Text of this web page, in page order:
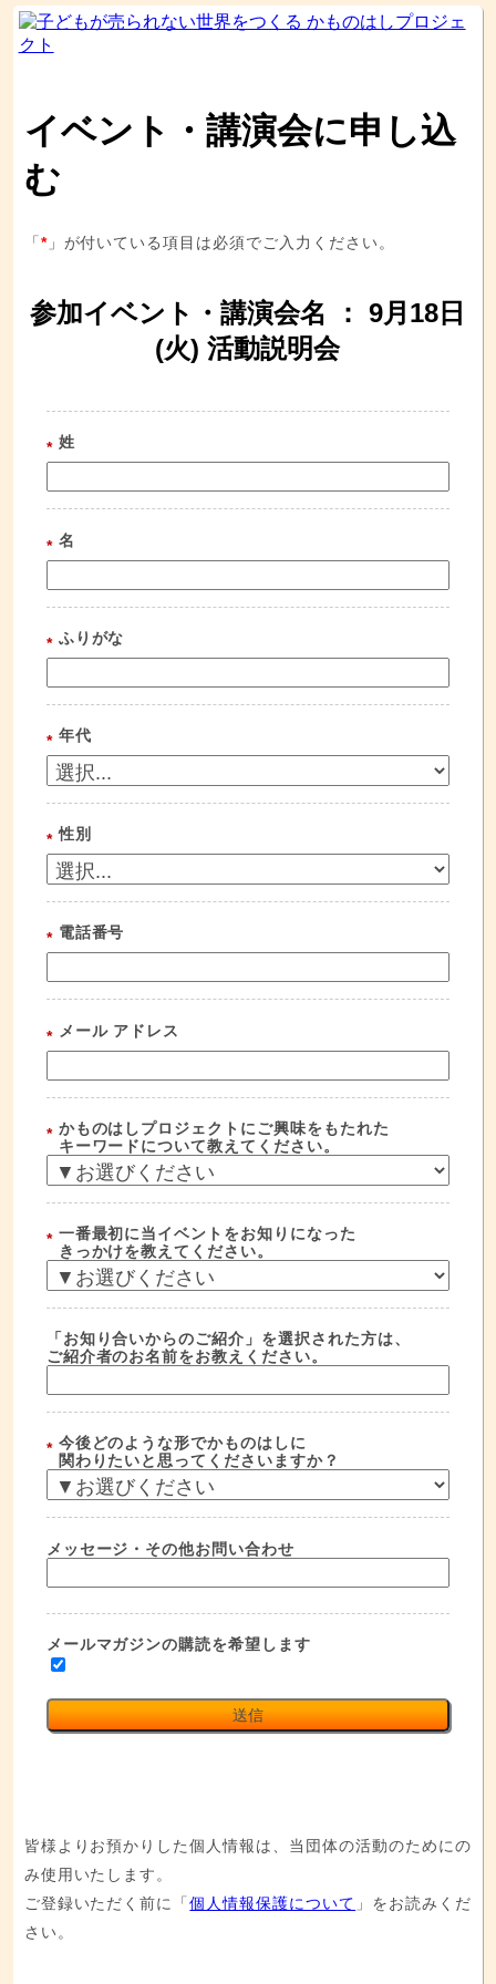
イベント・講演会に申し込
む
「 *」が付いている項目は必須でご入力ください。
参加イベント・講演会名 ： 9月18日
(火) 活動説明会
* 姓
* 名
* ふりがな
* 年代
* 性別
* 電話番号
* メール アドレス
* かものはしプロジェクトにご興味をもたれた
キーワードについて教えてください。
* 一番最初に当イベントをお知りになった
きっかけを教えてください。
「お知り合いからのご紹介」を選択された方は、
ご紹介者のお名前をお教えください。
* 今後どのような形でかものはしに
関わりたいと思ってくださいますか？
メッセージ・その他お問い合わせ
メールマガジンの購読を希望します
送信
皆様よりお預かりした個人情報は、当団体の活動のためにの
み使用いたします。
ご登録いただく前に「個人情報保護について 」をお読みくだ
さい。